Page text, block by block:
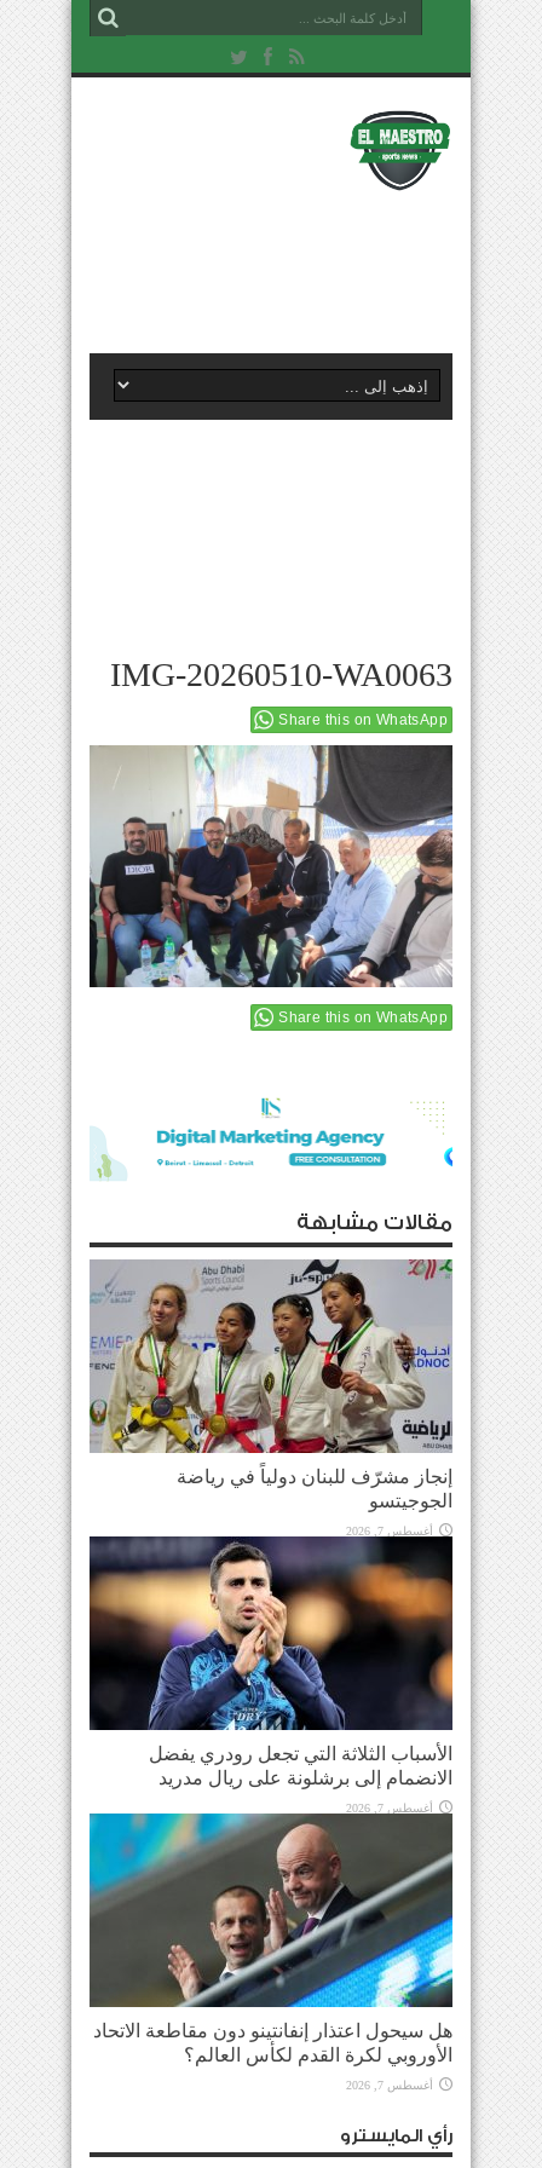
IMG-20260510-WA0063
Share this on WhatsApp
Share this on WhatsApp
مقالات مشابهة
إنجاز مشرّف للبنان دولياً في رياضة
الجوجيتسو
أغسطس 7, 2026
الأسباب الثلاثة التي تجعل رودري يفضل
الانضمام إلى برشلونة على ريال مدريد
أغسطس 7, 2026
هل سيحول اعتذار إنفانتينو دون مقاطعة الاتحاد
الأوروبي لكرة القدم لكأس العالم؟
أغسطس 7, 2026
رأي المايسترو